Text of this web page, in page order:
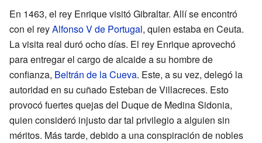
En 1463, el rey Enrique visitó Gibraltar. Allí se encontró
con el reyAlfonso V de Portugal, quien estaba en Ceuta.
La visita real duró ocho días. El rey Enrique aprovechó
para entregar el cargo de alcaide a su hombre de
confianza, Beltrán de la Cueva. Este, a su vez, delegó la
autoridad en su cuñado Esteban de Villacreces. Esto
provocó fuertes quejas del Duque de Medina Sidonia,
quien consideró injusto dar tal privilegio a alguien sin
méritos. Más tarde, debido a una conspiración de nobles